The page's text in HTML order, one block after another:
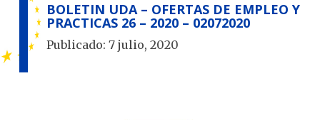
BOLETIN UDA – OFERTAS DE EMPLEO Y
PRACTICAS 26 – 2020 – 02072020
Publicado: 7 julio, 2020